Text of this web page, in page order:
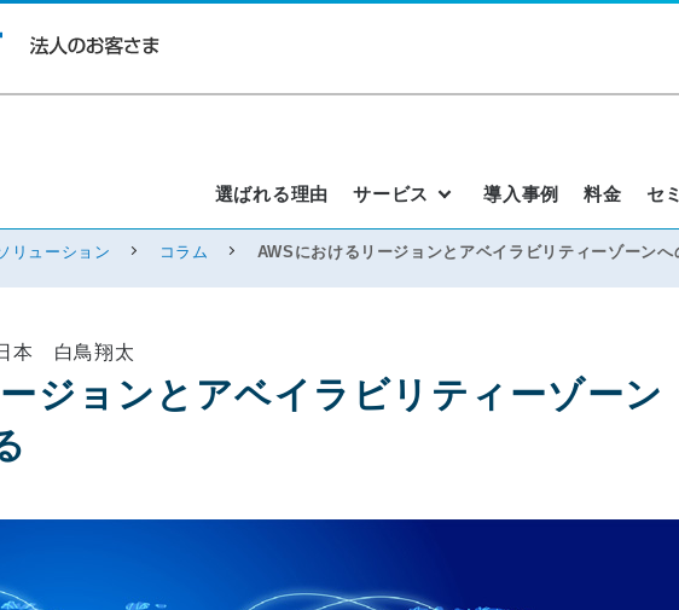
選ばれる理由 サービス 導入事例 料金 セ
リューション コラム AWSにおけるリージョンとアベイラビリティーゾーンへ
本 白鳥翔太
ジョンとアベイラビリティーゾーン